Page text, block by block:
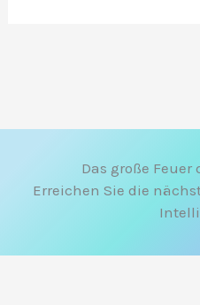
Das große
Erreichen Sie die